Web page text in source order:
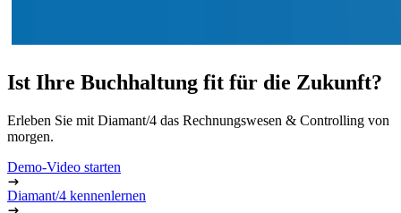
Ist Ihre Buchhaltung fit für die Zukunft?
Erleben Sie mit Diamant/4 das Rechnungswesen & Controlling von
morgen.
Demo-Video starten
Diamant/4 kennenlernen